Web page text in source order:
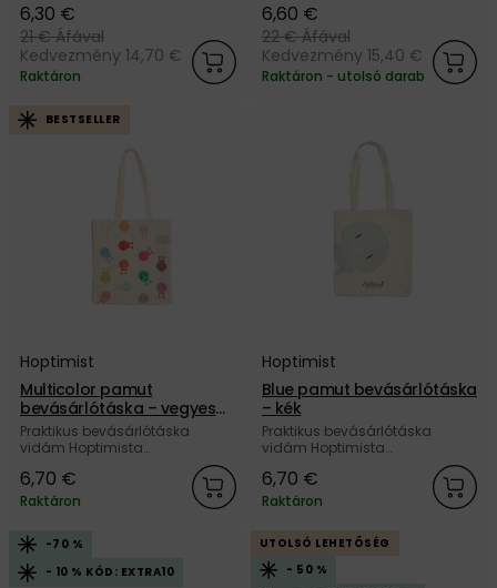
bőr szíjjal átkötve, a szlovák
martjan Design márkától.
6,30 €
21 €Áfával
Kedvezmény 14,70 €
Raktáron
márkától.
6,60 €
22 €Áfával
Kedvezmény 15,40 €
Raktáron - utolsó darab
BESTSELLER
Hoptimist
Multicolor pamut
bevásárlótáska – vegyes
színek
Praktikus bevásárlótáska
vidám Hoptimista
motívummal, színes kivitelben,
100% pamutból, a dán
Hoptimist márkától.
6,70 €
Raktáron
Hoptimist
Blue pamut bevásárlótáska
– kék
Praktikus bevásárlótáska
vidám Hoptimista
motívummal, kék színben, 100%
pamutból, a dán Hoptimist
márkától.
6,70 €
Raktáron
-70 %
- 10 % KÓD: EXTRA10
UTOLSÓ LEHETŐSÉG
- 50 %